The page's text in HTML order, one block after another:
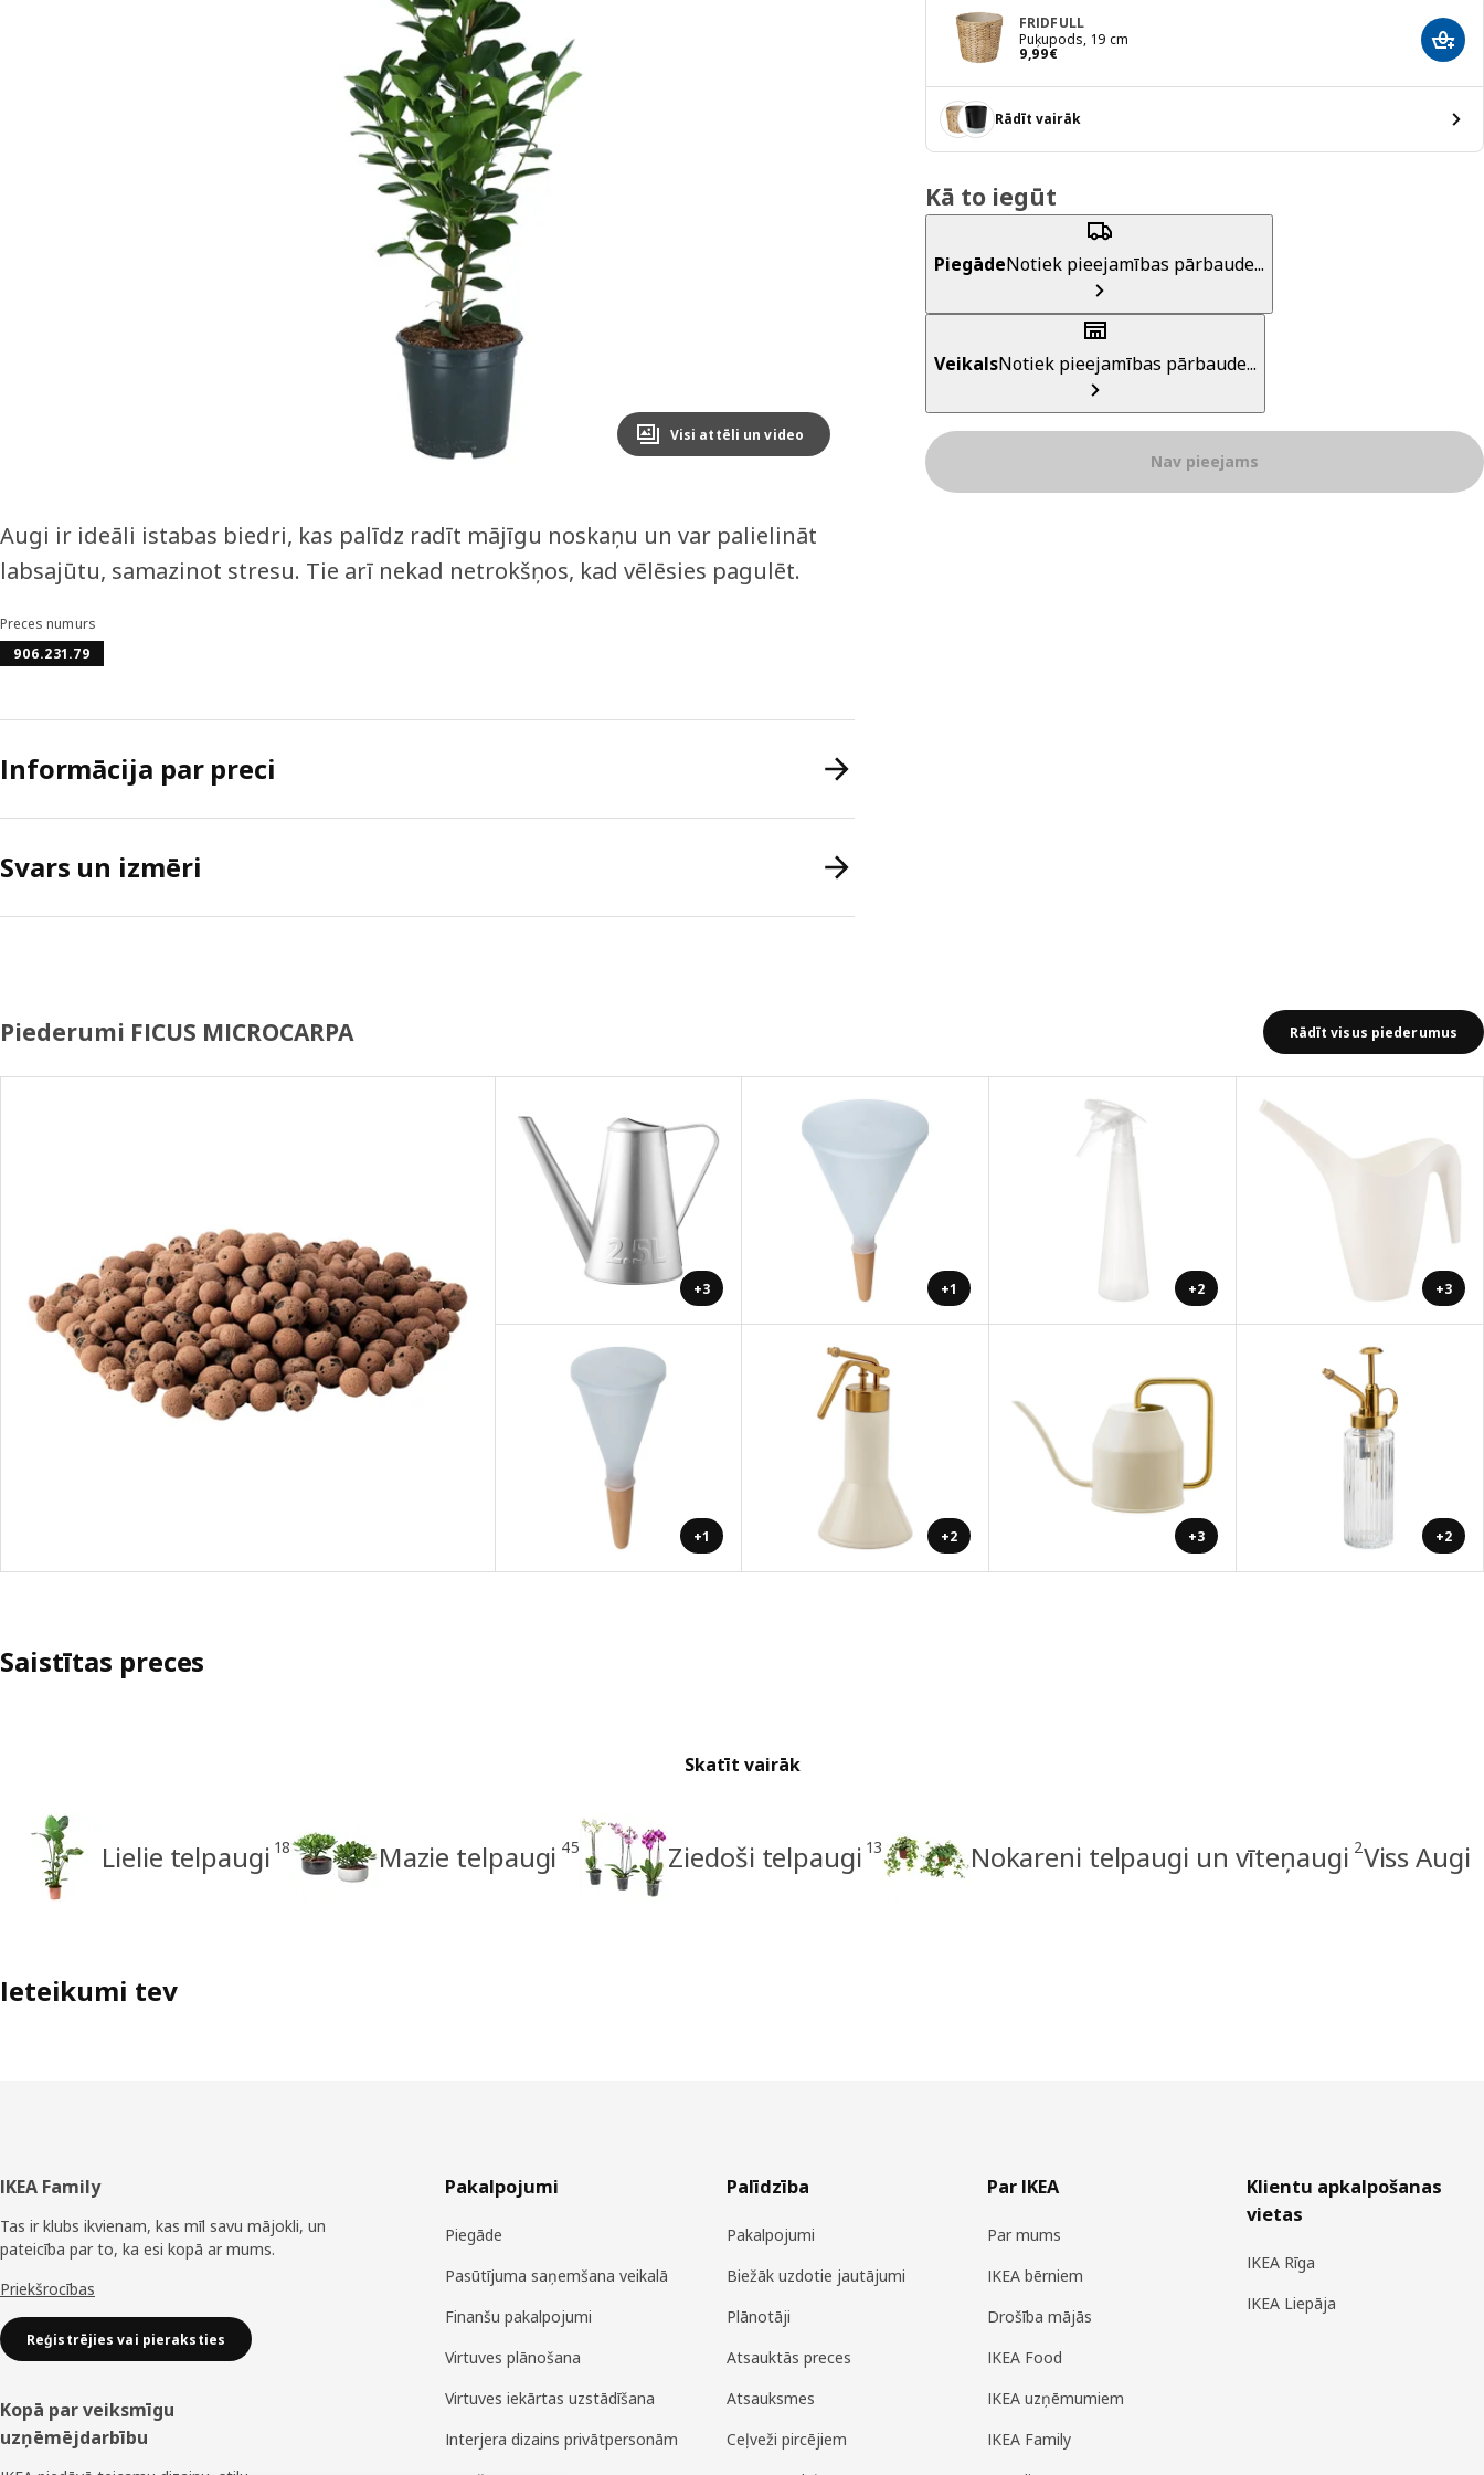
Image zoomed out, normal view
Visi attēli un video
FRIDFULL
Puķupods, 19 cm
9,99€
Cena 9,99€
Rādīt vairāk
Kā to iegūt
PiegādeNotiek pieejamības pārbaude...
VeikalsNotiek pieejamības pārbaude...
Nav pieejams
Augi ir ideāli istabas biedri, kas palīdz radīt mājīgu noskaņu un var palielināt
labsajūtu, samazinot stresu. Tie arī nekad netrokšņos, kad vēlēsies pagulēt.
Preces numurs
906.231.79
Informācija par preci
Svars un izmēri
Piederumi FICUS MICROCARPA Rādīt visus piederumus
+3 +1 +2 +3
+1 +2 +3 +2
Saistītas preces
Skatīt vairāk
Lielie telpaugi 18 Mazie telpaugi 45 Ziedoši telpaugi 13 Nokareni telpaugi un vīteņaugi 2Viss Augi
Ieteikumi tev
Kājene
IKEA Family
Tas ir klubs ikvienam, kas mīl savu mājokli, un
pateicība par to, ka esi kopā ar mums.
Priekšrocības
Reģistrējies vai pieraksties
Kopā par veiksmīgu
uzņēmējdarbību
Pakalpojumi
Piegāde
Pasūtījuma saņemšana veikalā
Finanšu pakalpojumi
Virtuves plānošana
Virtuves iekārtas uzstādīšana
Interjera dizains privātpersonām
Palīdzība
Pakalpojumi
Biežāk uzdotie jautājumi
Plānotāji
Atsauktās preces
Atsauksmes
Ceļveži pircējiem
Par IKEA
Par mums
IKEA bērniem
Drošība mājās
IKEA Food
IKEA uzņēmumiem
IKEA Family
Klientu apkalpošanas
vietas
IKEA Rīga
IKEA Liepāja